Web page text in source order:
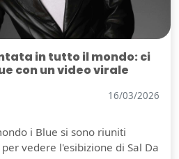
in tutto il mondo: ci
con un video virale
16/03/2026
i Blue si sono riuniti
vedere l'esibizione di Sal Da